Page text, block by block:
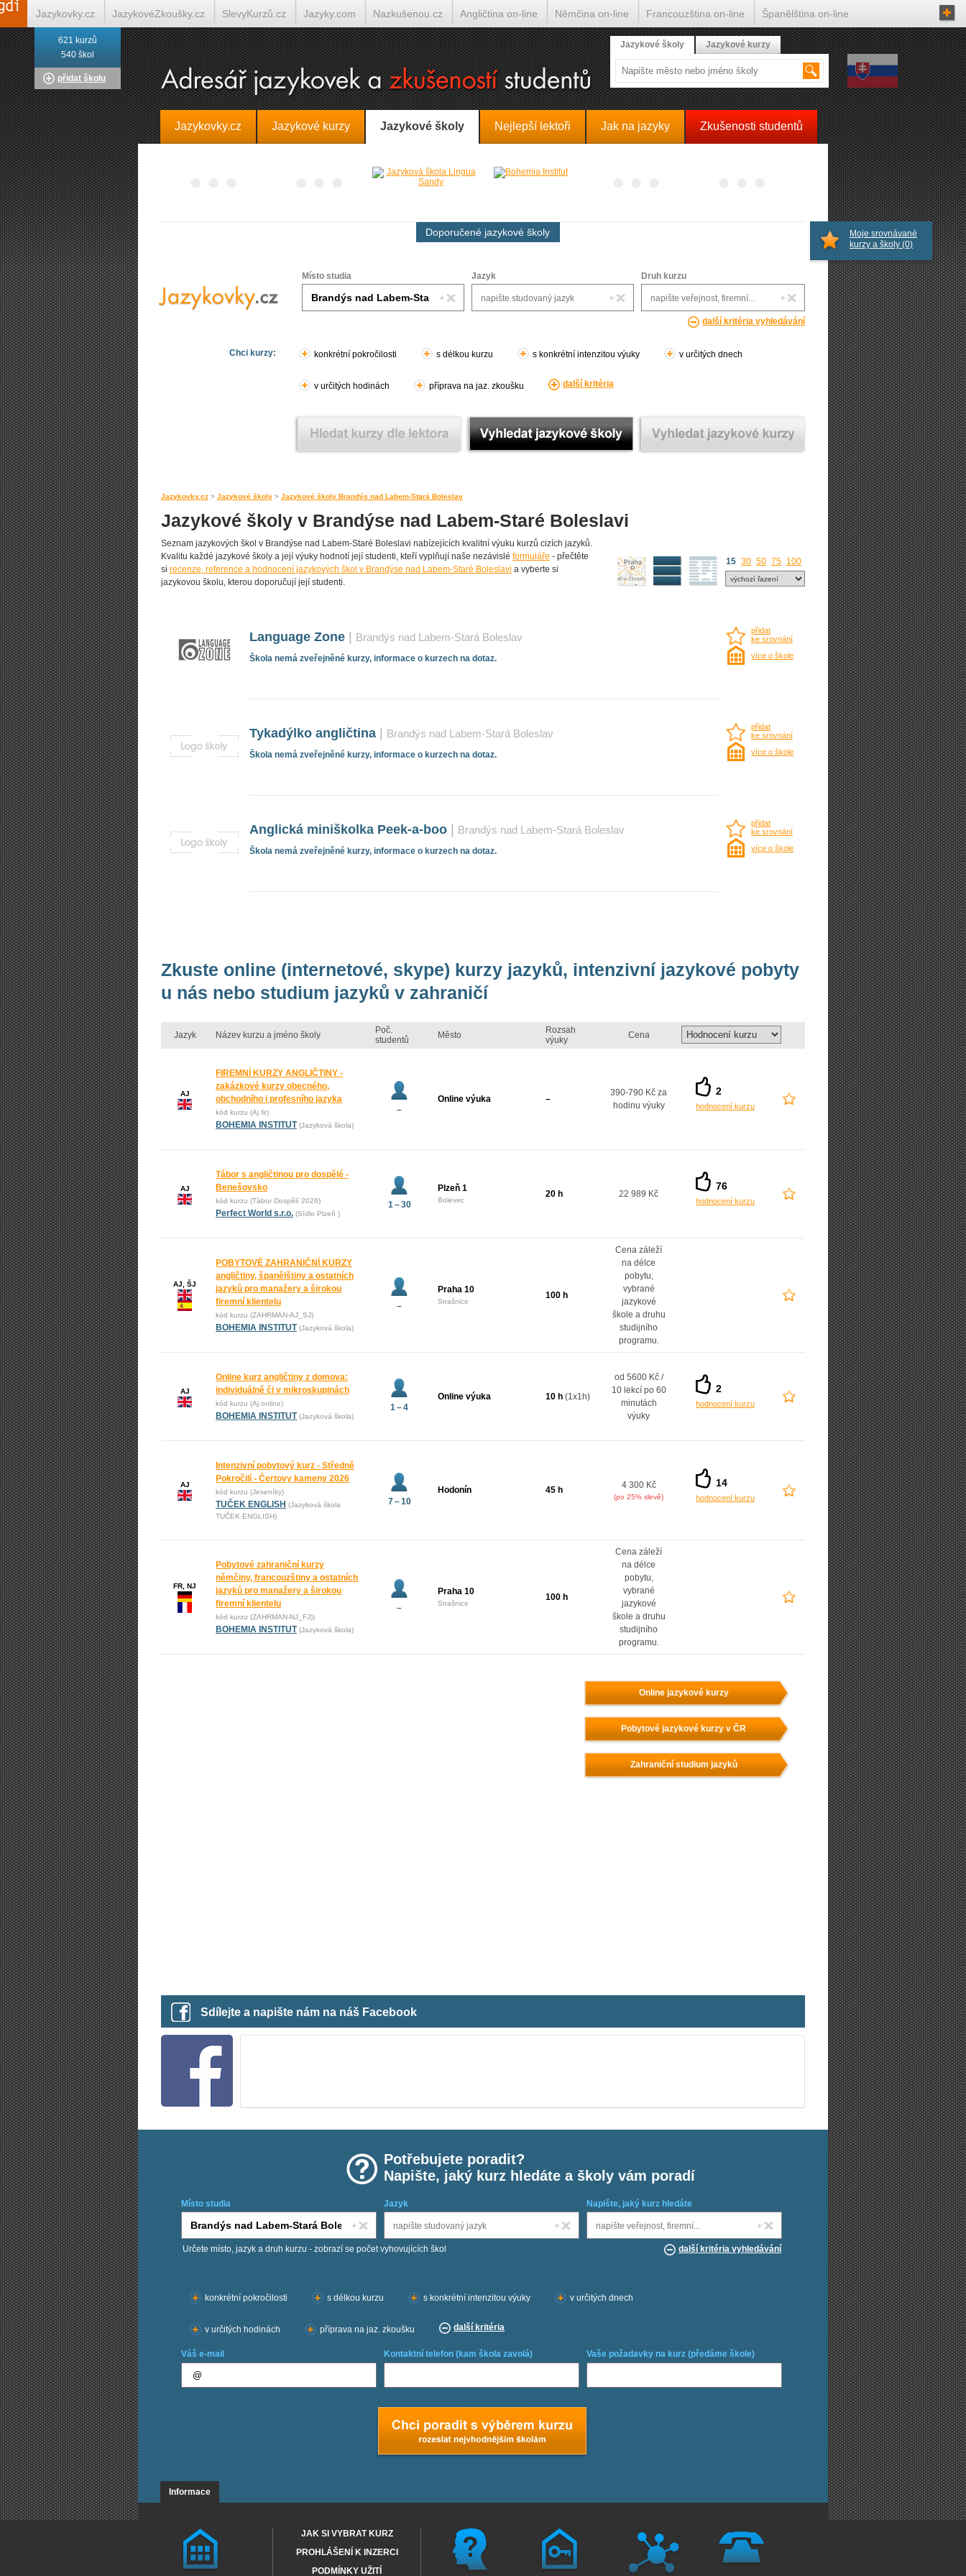
Jazykovky.cz Jazykové kurzy Jazykové školy Nejlepší lektoři Jak na jazyky Zkušenosti studentů
Doporučené jazykové školy
Místo studia Jazyk Druh kurzu
další kritéria vyhledávání
Chci kurzy: konkrétní pokročilosti s délkou kurzu s konkrétní intenzitou výuky v určitých dnech
v určitých hodinách příprava na jaz. zkoušku další kritéria
Jazykovky.cz > Jazykové školy > Jazykové školy Brandýs nad Labem-Stará Boleslav
Jazykové školy v Brandýse nad Labem-Staré Boleslavi
Seznam jazykových škol v Brandýse nad Labem-Staré Boleslavi nabízejících kvalitní výuku kurzů cizích jazyků.
Kvalitu každé jazykové školy a její výuky hodnotí její studenti, kteří vyplňují naše nezávislé formuláře - přečtěte
si recenze, reference a hodnocení jazykových škol v Brandýse nad Labem-Staré Boleslavi a vyberte si
jazykovou školu, kterou doporučují její studenti.
15 30 50 75 100
Language Zone Brandýs nad Labem-Stará Boleslav
Škola nemá zveřejněné kurzy, informace o kurzech na dotaz.
přidat
ke srovnání
více o škole
Tykadýlko angličtina Brandýs nad Labem-Stará Boleslav
Škola nemá zveřejněné kurzy, informace o kurzech na dotaz.
přidat
ke srovnání
více o škole
Anglická miniškolka Peek-a-boo Brandýs nad Labem-Stará Boleslav
Škola nemá zveřejněné kurzy, informace o kurzech na dotaz.
přidat
ke srovnání
více o škole
Zkuste online (internetové, skype) kurzy jazyků, intenzivní jazykové pobyty
u nás nebo studium jazyků v zahraničí
Jazyk Název kurzu a jméno školy
Poč.
studentů
Město
Rozsah
výuky
Cena
AJ
FIREMNÍ KURZY ANGLIČTINY -
zakázkové kurzy obecného,
obchodního i profesního jazyka
kód kurzu (Aj fir)
BOHEMIA INSTITUT (Jazyková škola)
–
Online výuka –
390-790 Kč za
hodinu výuky
2
hodnocení kurzu
AJ
Tábor s angličtinou pro dospělé -
Benešovsko
kód kurzu (Tábor Dospělí 2026)
Perfect World s.r.o. (Sídlo Plzeň )
1 – 30
Plzeň 1
Bolevec
20 h 22 989 Kč
76
hodnocení kurzu
AJ, ŠJ
POBYTOVÉ ZAHRANIČNÍ KURZY
angličtiny, španělštiny a ostatních
jazyků pro manažery a širokou
firemní klientelu
kód kurzu (ZAHRMAN-AJ_SJ)
BOHEMIA INSTITUT (Jazyková škola)
–
Praha 10
Strašnice
100 h
Cena záleží
na délce
pobytu,
vybrané
jazykové
škole a druhu
studijního
programu.
AJ
Online kurz angličtiny z domova:
individuálně či v mikroskupinách
kód kurzu (Aj online)
BOHEMIA INSTITUT (Jazyková škola)
1 – 4
Online výuka 10 h (1x1h)
od 5600 Kč /
10 lekcí po 60
minutách
výuky
2
hodnocení kurzu
AJ
Intenzivní pobytový kurz - Středně
Pokročilí - Čertovy kameny 2026
kód kurzu (Jeseníky)
TUČEK ENGLISH (Jazyková škola
TUČEK ENGLISH)
7 – 10
Hodonín 45 h 4 300 Kč
(po 25% slevě)
14
hodnocení kurzu
FR, NJ
Pobytové zahraniční kurzy
němčiny, francouzštiny a ostatních
jazyků pro manažery a širokou
firemní klientelu
kód kurzu (ZAHRMAN-NJ_FJ))
BOHEMIA INSTITUT (Jazyková škola)
–
Praha 10
Strašnice
100 h
Cena záleží
na délce
pobytu,
vybrané
jazykové
škole a druhu
studijního
programu.
Online jazykové kurzy
Pobytové jazykové kurzy v ČR
Zahraniční studium jazyků
Sdílejte a napište nám na náš Facebook
Potřebujete poradit?
Napište, jaký kurz hledáte a školy vám poradí
Místo studia Jazyk Napište, jaký kurz hledáte
Určete místo, jazyk a druh kurzu - zobrazí se počet vyhovujících škol další kritéria vyhledávání
konkrétní pokročilosti
s délkou kurzu s konkrétní intenzitou výuky v určitých dnech
v určitých hodinách příprava na jaz. zkoušku další kritéria
Váš e-mail Kontaktní telefon (kam škola zavolá) Vaše požadavky na kurz (předáme škole)
Moje srovnávané
kurzy a školy (0)
621 kurzů
540 škol
přidat školu
Jazykové školy Jazykové kurzy
Informace
JAK SI VYBRAT KURZ
PROHLÁŠENÍ K INZERCI
PODMÍNKY UŽITÍ
Jazykovky.cz JazykovéZkoušky.cz SlevyKurzů.cz Jazyky.com Nazkušenou.cz Angličtina on-line Němčina on-line Francouzština on-line Španělština on-line
Italština on-line Tlumočení-Překlady.cz Překládá.cz Tlumočí.cz